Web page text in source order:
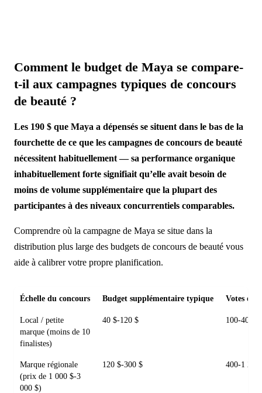
Comment le budget de Maya se compare-
t-il aux campagnes typiques de concours
de beauté ?
Les 190 $ que Maya a dépensés se situent dans le bas de la
fourchette de ce que les campagnes de concours de beauté
nécessitent habituellement — sa performance organique
inhabituellement forte signifiait qu’elle avait besoin de
moins de volume supplémentaire que la plupart des
participantes à des niveaux concurrentiels comparables.
Comprendre où la campagne de Maya se situe dans la
distribution plus large des budgets de concours de beauté vous
aide à calibrer votre propre planification.
Échelle du concours Budget supplémentaire typique Votes
Local / petite
marque (moins de 10
finalistes)
40 $-120 $ 100-400
Marque régionale
(prix de 1 000 $-3
000 $)
120 $-300 $ 400-1 200